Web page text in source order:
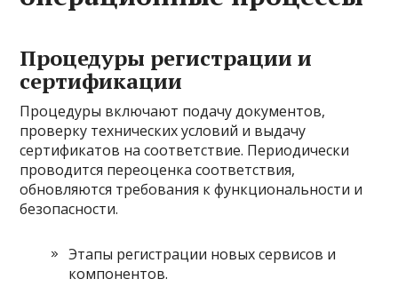
Процедуры регистрации и
сертификации
Процедуры включают подачу документов,
проверку технических условий и выдачу
сертификатов на соответствие. Периодически
проводится переоценка соответствия,
обновляются требования к функциональности и
безопасности.
Этапы регистрации новых сервисов и
компонентов.